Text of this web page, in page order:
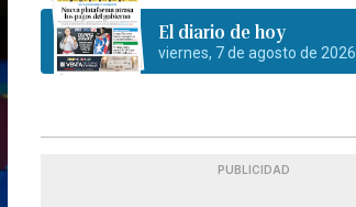
El diario de hoy
viernes, 7 de agosto de 2026
PUBLICIDAD